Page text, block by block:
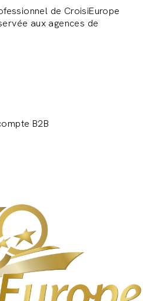
de CroisiEurope
aux agences de
B2B